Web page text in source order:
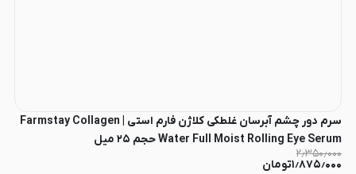
سرم دور چشم آبرسان غلطکی کلاژن فارم استی | Farmstay Collagen
Water Full Moist Rolling Eye Serum حجم ۲۵ میل
۲٫۳۵۰٫۰۰۰
۱٫۸۷۵٫۰۰۰تومان